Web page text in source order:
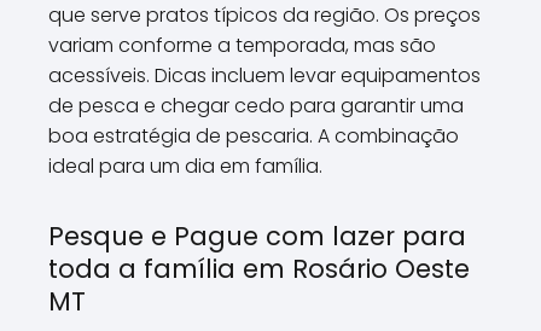
que serve pratos típicos da região. Os preços
variam conforme a temporada, mas são
acessíveis. Dicas incluem levar equipamentos
de pesca e chegar cedo para garantir uma
boa estratégia de pescaria. A combinação
ideal para um dia em família.
Pesque e Pague com lazer para
toda a família em Rosário Oeste
MT